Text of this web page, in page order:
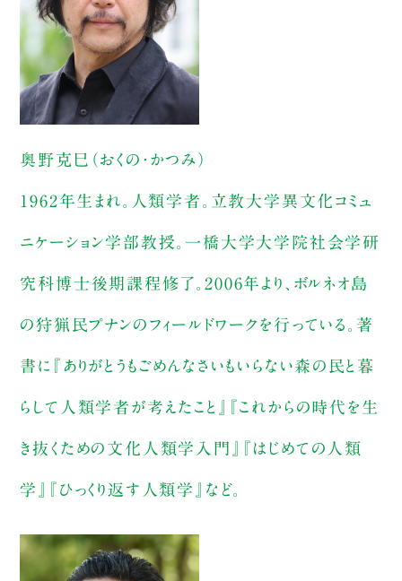
奥野克巳（おくの・かつみ）
1962年生まれ。人類学者。立教大学異文化コミュ
ニケーション学部教授。一橋大学大学院社会学研
究科博士後期課程修了。2006年より、ボルネオ島
の狩猟民プナンのフィールドワークを行っている。著
書に『ありがとうもごめんなさいもいらない森の民と暮
らして人類学者が考えたこと』『これからの時代を生
き抜くための文化人類学入門』『はじめての人類
学』『ひっくり返す人類学』など。